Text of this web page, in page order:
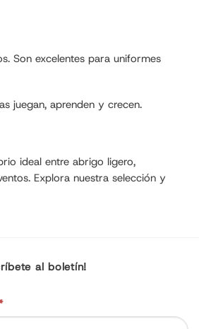
Son excelentes para uniformes
juegan, aprenden y crecen.
ideal entre abrigo ligero,
Explora nuestra selección y
al boletín!